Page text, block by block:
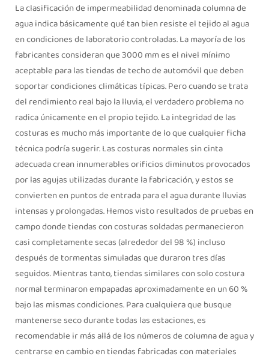
La clasificación de impermeabilidad denominada columna de
agua indica básicamente qué tan bien resiste el tejido al agua
en condiciones de laboratorio controladas. La mayoría de los
fabricantes consideran que 3000 mm es el nivel mínimo
aceptable para las tiendas de techo de automóvil que deben
soportar condiciones climáticas típicas. Pero cuando se trata
del rendimiento real bajo la lluvia, el verdadero problema no
radica únicamente en el propio tejido. La integridad de las
costuras es mucho más importante de lo que cualquier ficha
técnica podría sugerir. Las costuras normales sin cinta
adecuada crean innumerables orificios diminutos provocados
por las agujas utilizadas durante la fabricación, y estos se
convierten en puntos de entrada para el agua durante lluvias
intensas y prolongadas. Hemos visto resultados de pruebas en
campo donde tiendas con costuras soldadas permanecieron
casi completamente secas (alrededor del 98 %) incluso
después de tormentas simuladas que duraron tres días
seguidos. Mientras tanto, tiendas similares con solo costura
normal terminaron empapadas aproximadamente en un 60 %
bajo las mismas condiciones. Para cualquiera que busque
mantenerse seco durante todas las estaciones, es
recomendable ir más allá de los números de columna de agua y
centrarse en cambio en tiendas fabricadas con materiales